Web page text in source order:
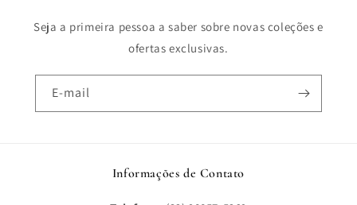
Seja a primeira pessoa a saber sobre novas coleções e
ofertas exclusivas.
E-mail
Informações de Contato